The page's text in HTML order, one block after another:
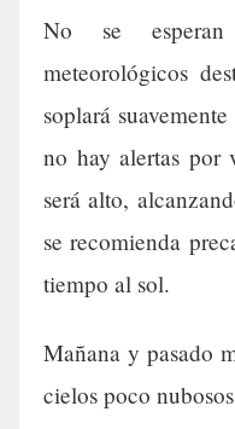
No se
meteorológicos
soplará
no hay alertas
será alto,
se recomienda
tiempo al sol.
Mañana y pasado
cielos poco